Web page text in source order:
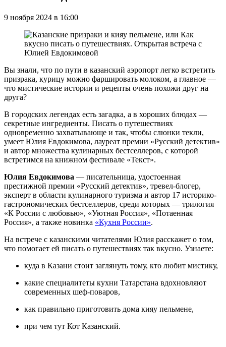
9 ноября 2024 в 16:00
Вы знали, что по пути в казанский аэропорт легко встретить
призрака, курицу можно фаршировать молоком, а главное —
что мистические истории и рецепты очень похожи друг на
друга?
В городских легендах есть загадка, а в хороших блюдах —
секретные ингредиенты. Писать о путешествиях
одновременно захватывающе и так, чтобы слюнки текли,
умеет Юлия Евдокимова, лауреат премии «Русский детектив»
и автор множества кулинарных бестселлеров, с которой
встретимся на книжном фестивале «Текст».
Юлия Евдокимова — писательница, удостоенная
престижной премии «Русский детектив», тревел-блогер,
эксперт в области кулинарного туризма и автор 17 историко-
гастрономических бестселлеров, среди которых — трилогия
«К России с любовью», «Уютная Россия», «Потаенная
Россия», а также новинка «Кухня России».
На встрече с казанскими читателями Юлия расскажет о том,
что помогает ей писать о путешествиях так вкусно. Узнаете:
куда в Казани стоит заглянуть тому, кто любит мистику,
какие специалитеты кухни Татарстана вдохновляют
современных шеф-поваров,
как правильно приготовить дома кияу пельмене,
при чем тут Кот Казанский.